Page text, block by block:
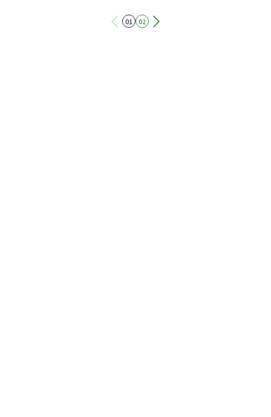
他的家人在此度過將近40年的最後時光。達爾文及其夫人
01 02